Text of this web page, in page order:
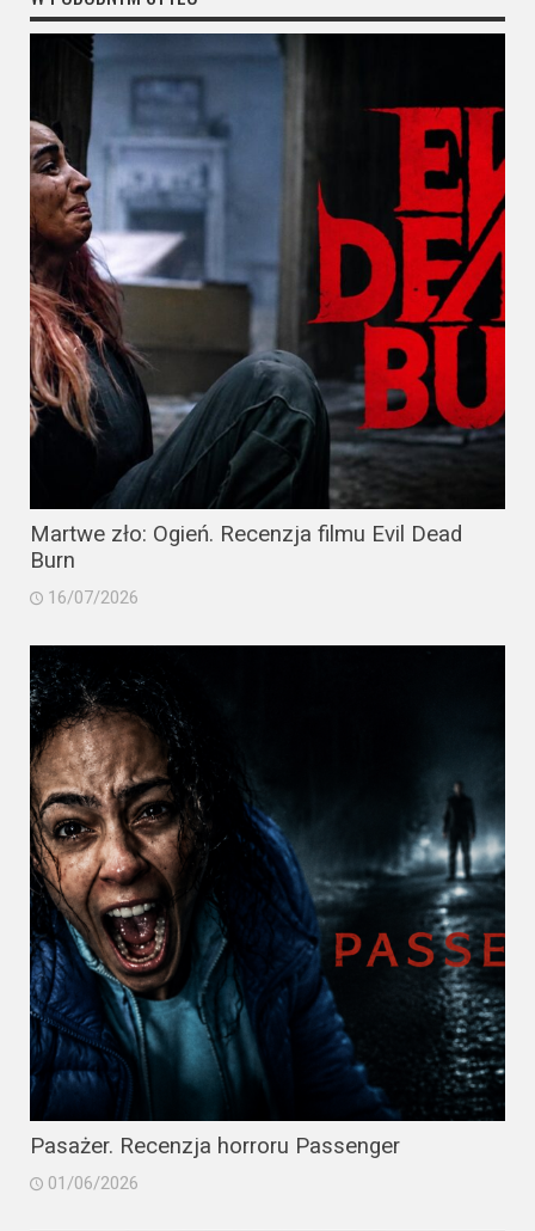
Martwe zło: Ogień. Recenzja filmu Evil Dead
Burn
16/07/2026
Pasażer. Recenzja horroru Passenger
01/06/2026